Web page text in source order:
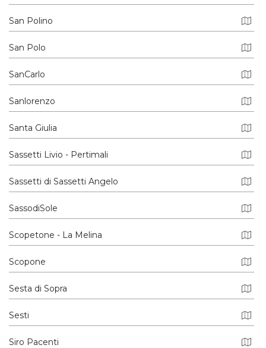
San Polino
San Polo
SanCarlo
Sanlorenzo
Santa Giulia
Sassetti Livio - Pertimali
Sassetti di Sassetti Angelo
SassodiSole
Scopetone - La Melina
Scopone
Sesta di Sopra
Sesti
Siro Pacenti